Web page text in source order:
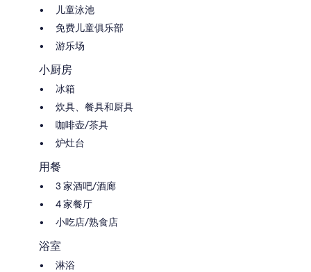
儿童泳池
免费儿童俱乐部
游乐场
小厨房
冰箱
炊具、餐具和厨具
咖啡壶/茶具
炉灶台
用餐
3 家酒吧/酒廊
4 家餐厅
小吃店/熟食店
浴室
淋浴